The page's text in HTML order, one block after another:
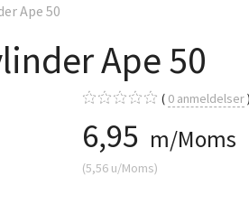
Ape 50
Ape 50
0anmeldelser
6,95 m/Moms
(5,56u/Moms)